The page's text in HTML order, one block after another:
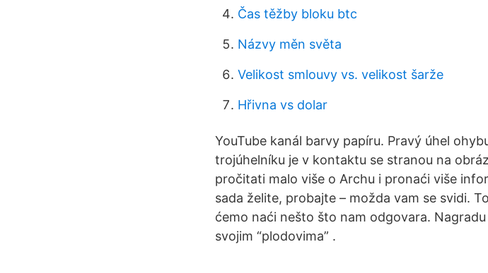
Čas těžby bloku btc
Názvy měn světa
Velikost smlouvy vs. velikost šarže
Hřivna vs dolar
YouTube kanál barvy papíru. Pravý úhel
trojúhelníku je v kontaktu se stranou na
pročitati malo više o Archu i pronaći više
sada želite, probajte – možda vam se svidi.
ćemo naći nešto što nam odgovara.
svojim “plodovima” .